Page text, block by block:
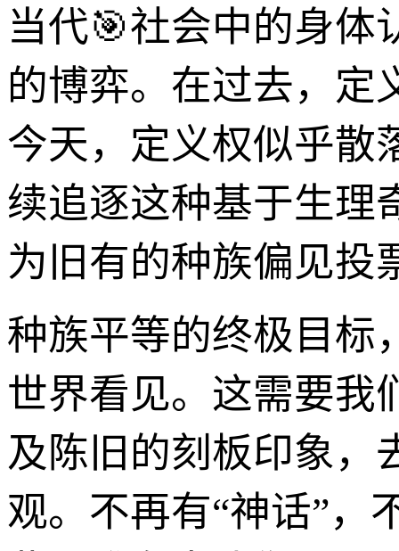
当代🎯社会中的身体
的博弈。在过去，定
今天，定义权似乎散
续追逐这种基于生理
为旧有的种族偏见投
种族平等的终极目标
世界看见。这需要我
及陈旧的刻板印象，
观。不再有“神话”，